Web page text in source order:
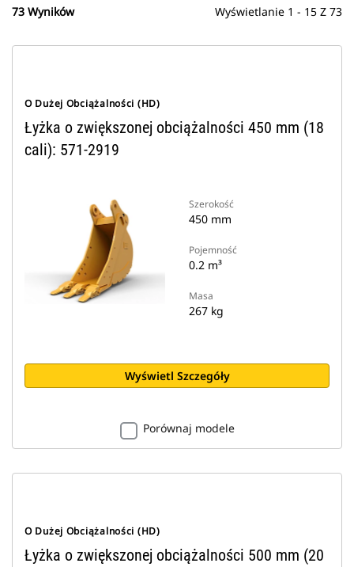
73 Wyników Wyświetlanie 1 - 15 Z 73
O Dużej Obciążalności (HD)
Łyżka o zwiększonej obciążalności 450 mm (18
cali): 571-2919
Szerokość
450 mm
Pojemność
0.2 m³
Masa
267 kg
Wyświetl Szczegóły
Porównaj modele
O Dużej Obciążalności (HD)
Łyżka o zwiększonej obciążalności 500 mm (20